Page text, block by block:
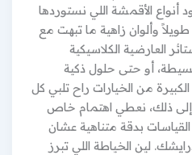
الأقمشة اللي نستوردها
وألوان زاهية ما تبهت مع
العارضية الكلاسيكية
أو حتى حلول ذكية
من الخيارات راح تلبي كل
إلى ذلك، نعطي اهتمام خاص
بدقة متناهية عشان
لين الخياطة اللي تبرز